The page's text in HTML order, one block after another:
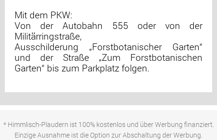
Mit dem PKW:
Von der Autobahn 555 oder von der
Militärringstraße,
Ausschilderung „Forstbotanischer Garten“
und der Straße „Zum Forstbotanischen
Garten“ bis zum Parkplatz folgen.
* Himmlisch-Plaudern ist 100% kostenlos und über Werbung finanziert.
Einzige Ausnahme ist die Option zur Abschaltung der Werbung.